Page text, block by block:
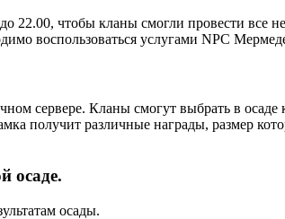
22.00, чтобы кланы смогли провести все
воспользоваться услугами NPC
сервере. Кланы смогут выбрать в осаде
получит различные награды, размер
осаде.
осады.